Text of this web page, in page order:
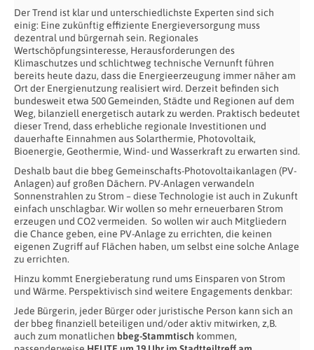
Der Trend ist klar und unterschiedlichste Experten sind sich
einig: Eine zukünftig effiziente Energieversorgung muss
dezentral und bürgernah sein. Regionales
Wertschöpfungsinteresse, Herausforderungen des
Klimaschutzes und schlichtweg technische Vernunft führen
bereits heute dazu, dass die Energieerzeugung immer näher am
Ort der Energienutzung realisiert wird. Derzeit befinden sich
bundesweit etwa 500 Gemeinden, Städte und Regionen auf dem
Weg, bilanziell energetisch autark zu werden. Praktisch bedeutet
dieser Trend, dass erhebliche regionale Investitionen und
dauerhafte Einnahmen aus Solarthermie, Photovoltaik,
Bioenergie, Geothermie, Wind- und Wasserkraft zu erwarten sind.
Deshalb baut die bbeg Gemeinschafts-Photovoltaikanlagen (PV-
Anlagen) auf großen Dächern. PV-Anlagen verwandeln
Sonnenstrahlen zu Strom – diese Technologie ist auch in Zukunft
einfach unschlagbar. Wir wollen so mehr erneuerbaren Strom
erzeugen und CO2 vermeiden. So wollen wir auch Mitgliedern
die Chance geben, eine PV-Anlage zu errichten, die keinen
eigenen Zugriff auf Flächen haben, um selbst eine solche Anlage
zu errichten.
Hinzu kommt Energieberatung rund ums Einsparen von Strom
und Wärme. Perspektivisch sind weitere Engagements denkbar:
Jede Bürgerin, jeder Bürger oder juristische Person kann sich an
der bbeg finanziell beteiligen und/oder aktiv mitwirken, z,B.
auch zum monatlichen bbeg-Stammtisch kommen,